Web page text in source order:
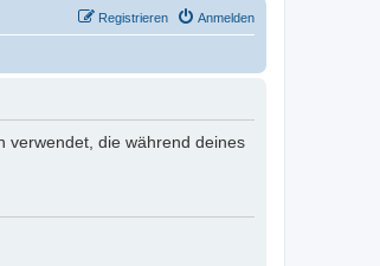
Anmelden
Registrieren
verwendet, die während deines